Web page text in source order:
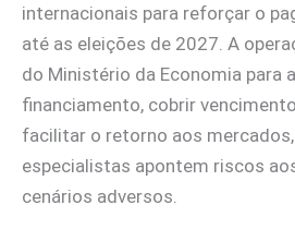
internacionais para reforçar o
até as eleições de 2027. A
do Ministério da Economia para
financiamento, cobrir
facilitar o retorno aos
especialistas apontem riscos
cenários adversos.